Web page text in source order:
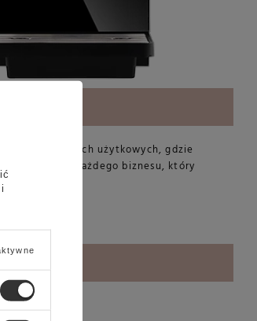
przestrzeniach użytkowych, gdzie
dla każdego biznesu, który